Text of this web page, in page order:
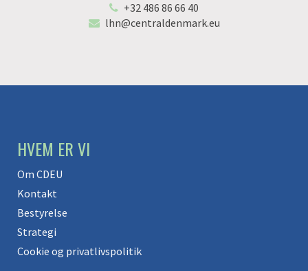
+32 486 86 66 40
lhn@centraldenmark.eu
HVEM ER VI
Om CDEU
Kontakt
Bestyrelse
Strategi
Cookie og privatlivspolitik